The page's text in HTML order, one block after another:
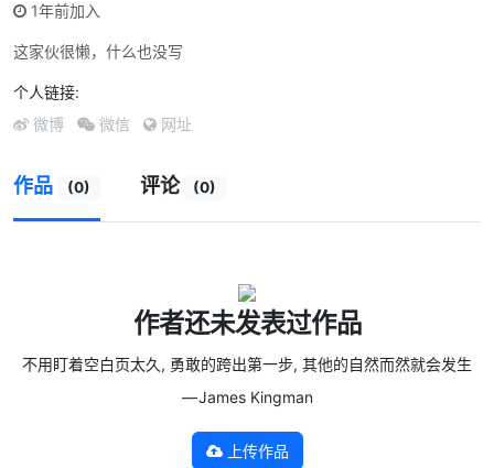
1年前加入
这家伙很懒，什么也没写
个人链接:
微博 微信 网址
作品 (0) 评论 (0)
作者还未发表过作品
不用盯着空白页太久, 勇敢的跨出第一步, 其他的自然而然就会发生
— James Kingman
上传作品